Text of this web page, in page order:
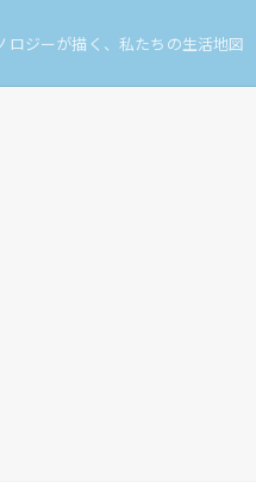
ロジーが描く、私たちの生活地図